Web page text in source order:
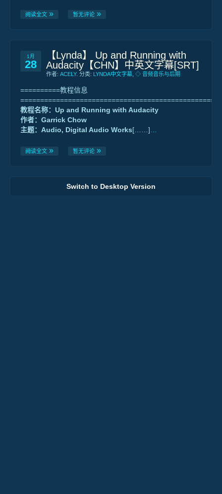
阅读全文 暂无评论
1月
28
【Lynda】 Up and Running with
Audacity【CHN】中英文字幕[SRT]
作者: ACELY. 分类: LYNDA中文字幕 ◇ 音频音乐与后期
==========教程信息
教程名称：Up and Running with Audacity
作者：Garrick Chow
主题：Audio, Digital Audio Works[……]
阅读全文 暂无评论
Switch to Desktop Version